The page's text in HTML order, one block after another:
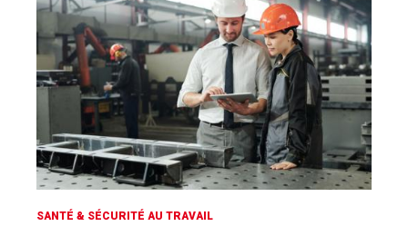
SANTÉ & SÉCURITÉ AU TRAVAIL